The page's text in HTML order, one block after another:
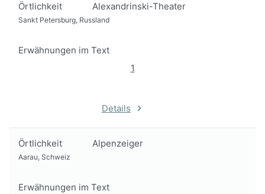
Örtlichkeit Alexandrinski-Theater
Sankt Petersburg, Russland
Erwähnungen im Text
1
Details
Örtlichkeit Alpenzeiger
Aarau, Schweiz
Erwähnungen im Text